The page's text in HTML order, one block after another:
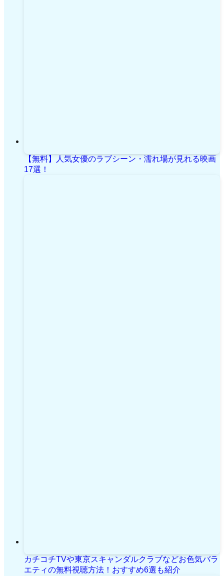
【無料】人気女優のラブシーン・濡れ場が見れる映画
17選！
カチコチTVや東京スキャンダルクラブなどお色気バラ
エティの無料視聴方法！おすすめ6選も紹介